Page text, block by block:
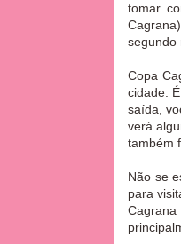
tomar
segundo
Copa
cidade.
saída,
verá
também
Não se
para